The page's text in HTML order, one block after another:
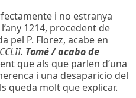
i no estranya
1214, procedent de
pel P. Florez, acabe en
Tomé / acabo de
que als que parlen d’una
i una desaparicio del
queda molt que explicar.